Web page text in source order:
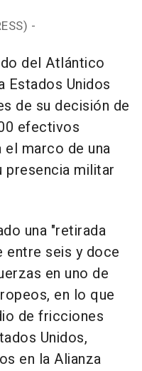
-
del Atlántico
Estados Unidos
de su decisión de
efectivos
el marco de una
presencia militar
una "retirada
entre seis y doce
en uno de
en lo que
de fricciones
Unidos,
en la Alianza